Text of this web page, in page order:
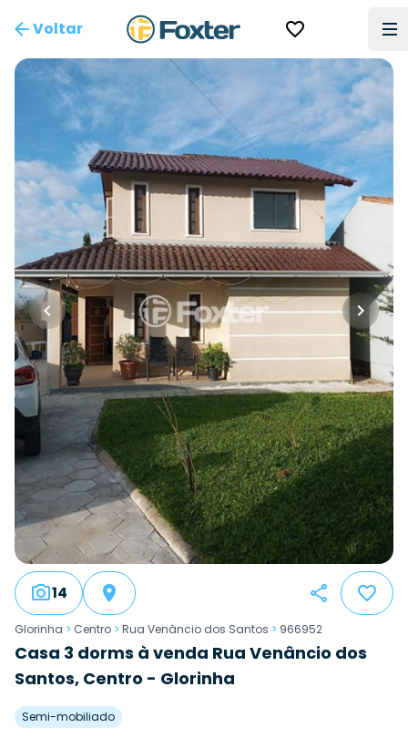
Voltar
14
Glorinha > Centro > Rua Venâncio dos Santos > 966952
Casa 3 dorms à venda Rua Venâncio dos
Santos, Centro - Glorinha
Semi-mobiliado